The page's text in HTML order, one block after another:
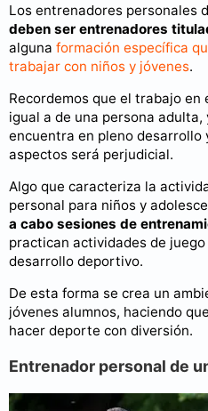
Los entrenadores personales
deben ser entrenadores
alguna formación específica
trabajar con niños y jóvenes.
Recordemos que el trabajo
igual a de una persona adulta,
encuentra en pleno desarrollo
aspectos será perjudicial.
Algo que caracteriza la
personal para niños y
a cabo sesiones de
practican actividades de
desarrollo deportivo.
De esta forma se crea un
jóvenes alumnos, haciendo
hacer deporte con diversión.
Entrenador personal de